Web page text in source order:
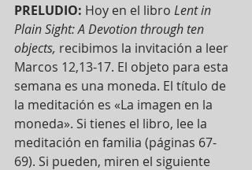
PRELUDIO: Hoy en el libro Lent in
Plain Sight: A Devotion through ten
objects, recibimos la invitación a leer
Marcos 12,13-17. El objeto para esta
semana es una moneda. El título de
la meditación es «La imagen en la
moneda». Si tienes el libro, lee la
meditación en familia (páginas 67-
69). Si pueden, miren el siguiente